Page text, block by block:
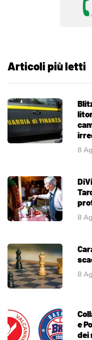
Articoli più letti
8
8
8
e
dei